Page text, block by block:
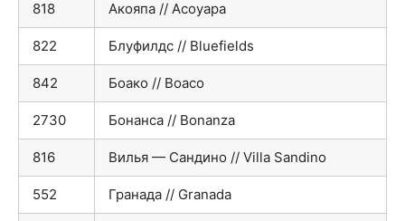
818 Акояпа // Acoyapa
822 Блуфилдс // Bluefields
842 Боако // Boaco
2730 Бонанса // Bonanza
816 Вилья — Сандино // Villa Sandino
552 Гранада // Granada